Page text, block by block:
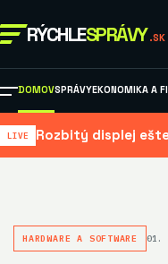
RÝCHLESPRÁVY .SK
DOMOVSPRÁVYEKONOMIKA A
HARDWARE A SOFTWARE 01.